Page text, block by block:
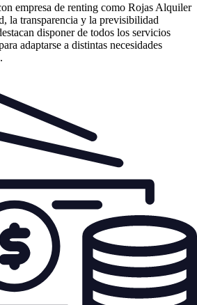
empresa de renting como Rojas Alquiler
la transparencia y la previsibilidad
disponer de todos los servicios
adaptarse a distintas necesidades